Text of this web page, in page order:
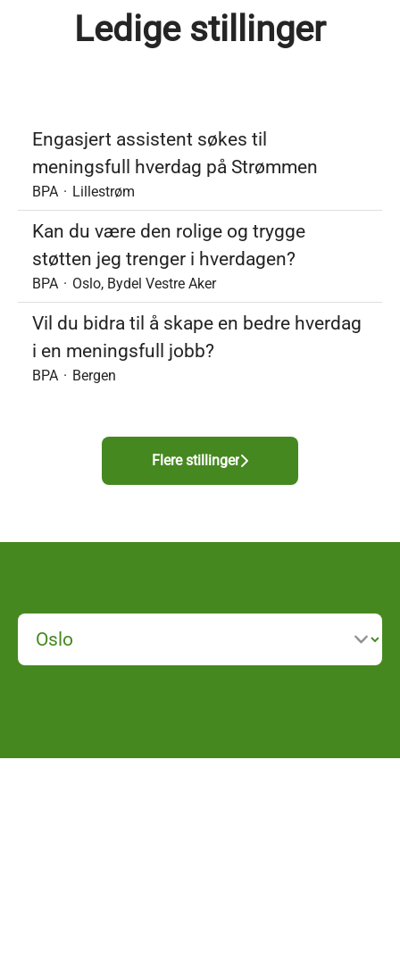
Ledige stillinger
Engasjert assistent søkes til
meningsfull hverdag på Strømmen
BPA · Lillestrøm
Kan du være den rolige og trygge
støtten jeg trenger i hverdagen?
BPA · Oslo, Bydel Vestre Aker
Vil du bidra til å skape en bedre hverdag
i en meningsfull jobb?
BPA · Bergen
Flere stillinger